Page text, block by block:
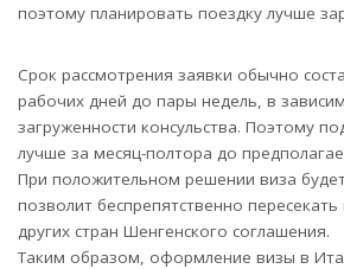
поэтому планировать поездку лучше
Срок рассмотрения заявки обычно
рабочих дней до пары недель, в
загруженности консульства. Поэтому
лучше за месяц-полтора до
При положительном решении виза
позволит беспрепятственно
других стран Шенгенского соглашения.
Таким образом, оформление визы в